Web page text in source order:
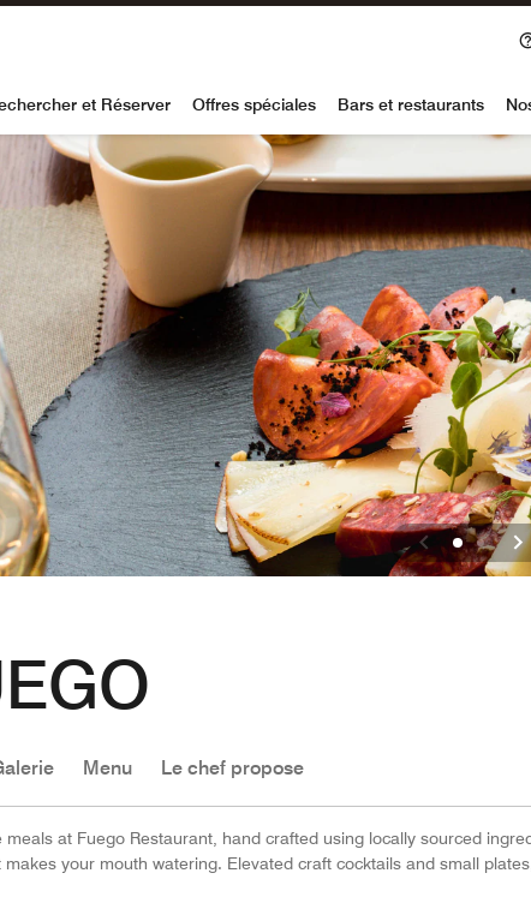
Bonvoy
et Réserver Offres spéciales Bars et restaurants
Menu Le chef propose
meals at Fuego Restaurant, hand crafted using locally sourced
makes your mouth watering. Elevated craft cocktails and small